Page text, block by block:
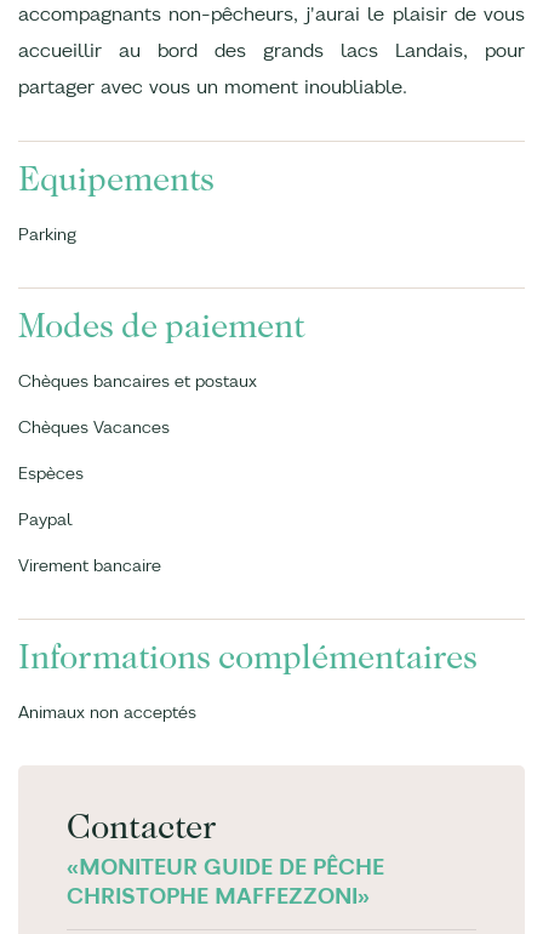
accompagnants non-pêcheurs, j'aurai le plaisir de vous
accueillir au bord des grands lacs Landais, pour
partager avec vous un moment inoubliable.
Equipements
Parking
Modes de paiement
Chèques bancaires et postaux
Chèques Vacances
Espèces
Paypal
Virement bancaire
Informations complémentaires
Animaux non acceptés
Contacter
«MONITEUR GUIDE DE PÊCHE
CHRISTOPHE MAFFEZZONI»